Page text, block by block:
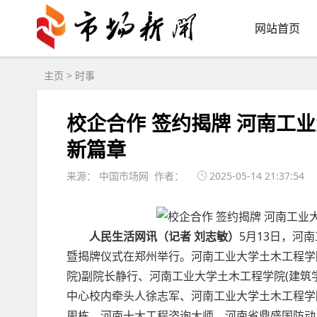
网站首页
主页 > 时事
校企合作 签约揭牌 河南工
新篇章
来源： 中国市场网 作者： 2025-05-14 21:37:54
人民生活网讯（记者 刘志敏） 5月13日，河
暨揭牌仪式在郑州举行。河南工业大学土木工程
院)副院长静行、河南工业大学土木工程学院(建
中心校内牵头人徐志军、河南工业大学土木工程